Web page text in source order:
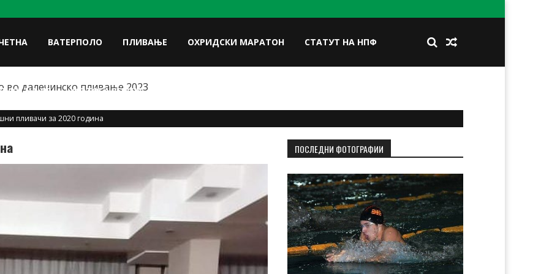
ВАТЕРПОЛО ПЛИВАЊЕ ОХРИДСКИ МАРАТОН СТАТУТ НА НПФ
НА УП ФОТОГАЛЕРИЈА
далечинско пливање-Стартна листа
пливачи за 2020 година
ПОСЛЕДНИ ФОТОГРАФИИ